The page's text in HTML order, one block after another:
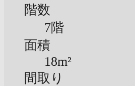
階数
7階
面積
18m²
間取り